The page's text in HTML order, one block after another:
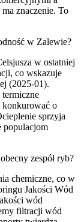
znaczenie. To
w Zalewie?
w ostatniej
co wskazuje
(2025-01).
konkurować o
sprzyja
populacjom
zespół ryb?
chemiczne, co w
Jakości Wód
wód
filtracji wód